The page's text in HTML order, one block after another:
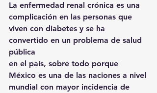
La enfermedad renal crónica es una
complicación en las personas que
viven con diabetes y se ha
convertido en un problema de salud
pública
en el país, sobre todo porque
México es una de las naciones a nivel
mundial con mayor incidencia de